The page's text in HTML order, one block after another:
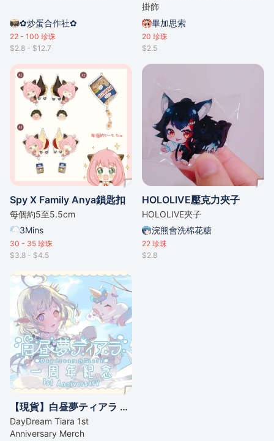
✿炒蛋合作社✿
22 - 100 珍珠
$2.8 - $12.7
掛飾
畢加思索
20 珍珠
$2.5
Spy X Family Anya鎖匙扣
每個約5至5.5cm
3Mins
30 - 35 珍珠
$3.8 - $4.5
HOLOLIVE壓克力夾子
HOLOLIVE夾子
浣熊會洗棉花糖
22 珍珠
$2.8
【現貨】白昼夢ティアラ 一周年紀念套裝
DayDream Tiara 1st
Anniversary Merch